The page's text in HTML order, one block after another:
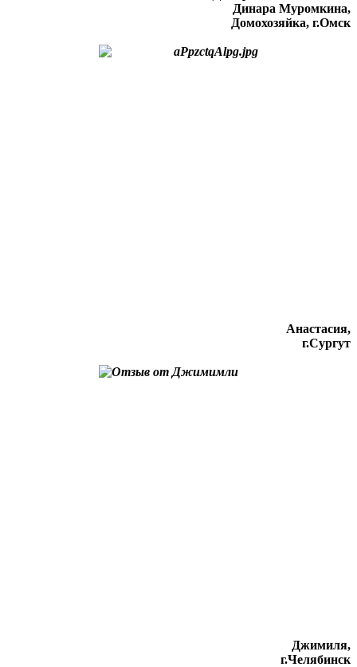
Динара Муромкина,
Домохозяйка, г.Омск
Анастасия,
г.Сургут
Джимиля,
г.Челябинск